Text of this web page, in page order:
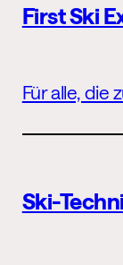
First Ski
Für alle, die
Ski-